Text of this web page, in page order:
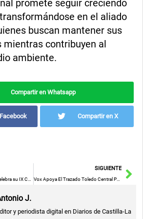
promete seguir creciendo
en el aliado
buscan mantener sus
mientras contribuyen al
ambiente.
Compartir en Whatsapp
Compartir en X
SIGUIENTE
J.
y periodista digital en Diarios de Castilla-La